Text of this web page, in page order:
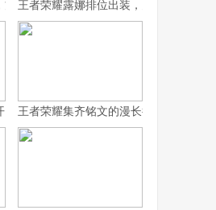
方块间的诗意栖居
王者荣耀露娜排位出装，月下无限连
，高手进阶的战术密钥
王者荣耀集齐铭文的漫长征途，一位资